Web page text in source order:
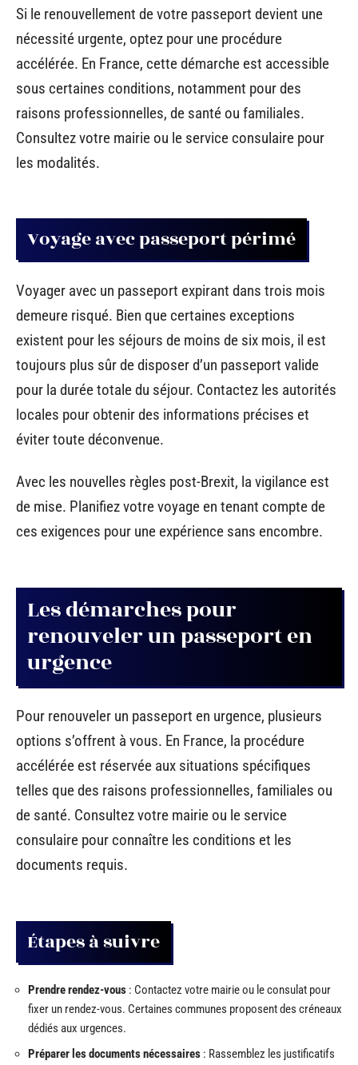
Si le renouvellement de votre passeport devient une
nécessité urgente, optez pour une procédure
accélérée. En France, cette démarche est accessible
sous certaines conditions, notamment pour des
raisons professionnelles, de santé ou familiales.
Consultez votre mairie ou le service consulaire pour
les modalités.
Voyage avec passeport périmé
Voyager avec un passeport expirant dans trois mois
demeure risqué. Bien que certaines exceptions
existent pour les séjours de moins de six mois, il est
toujours plus sûr de disposer d’un passeport valide
pour la durée totale du séjour. Contactez les autorités
locales pour obtenir des informations précises et
éviter toute déconvenue.
Avec les nouvelles règles post-Brexit, la vigilance est
de mise. Planifiez votre voyage en tenant compte de
ces exigences pour une expérience sans encombre.
Les démarches pour
renouveler un passeport en
urgence
Pour renouveler un passeport en urgence, plusieurs
options s’offrent à vous. En France, la procédure
accélérée est réservée aux situations spécifiques
telles que des raisons professionnelles, familiales ou
de santé. Consultez votre mairie ou le service
consulaire pour connaître les conditions et les
documents requis.
Étapes à suivre
Prendre rendez-vous : Contactez votre mairie ou le consulat pour
fixer un rendez-vous. Certaines communes proposent des créneaux
dédiés aux urgences.
Préparer les documents nécessaires : Rassemblez les justificatifs